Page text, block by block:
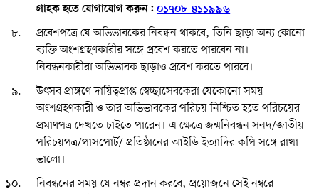
গ্রাহক হতে যোগাযোগ করুন:০১৭০৮-৪১১৯৯৬
প্রবেশপত্রে যে অভিভাবকের নিবন্ধন থাকবে, তিনি ছাড়া অন্য কোনো
ব্যক্তি অংশগ্রহণকারীর সঙ্গে প্রবেশ করতে পারবেন না।
নিবন্ধনকারীরা অভিভাবক ছাড়াও প্রবেশ করতে পারবে।
উৎসব প্রাঙ্গণে দায়িত্বপ্রাপ্ত স্বেচ্ছাসেবকেরা যেকোনো সময়
অংশগ্রহণকারী ও তার অভিভাবকের পরিচয় নিশ্চিত হতে পরিচয়ের
প্রমাণপত্র দেখতে চাইতে পারেন। এ ক্ষেত্রে জন্মনিবন্ধন সনদ/জাতীয়
পরিচয়পত্র/পাসপোর্ট/ প্রতিষ্ঠানের আইডি ইত্যাদির কপি সঙ্গে রাখা
ভালো।
নিবন্ধনের সময় যে নম্বর প্রদান করবে, প্রয়োজনে সেই নম্বরে